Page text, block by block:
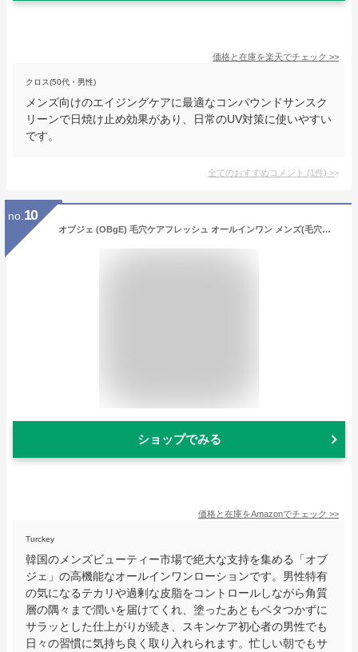
価格と在庫を楽天でチェック >>
クロス(50代・男性)
メンズ向けのエイジングケアに最適なコンパウンドサンスク
リーンで日焼け止め効果があり、日常のUV対策に使いやすい
です。
全てのおすすめコメント (1件) >
no. 10
オブジェ (OBgE) 毛穴ケアフレッシュ オールインワン メンズ(毛穴ケア スキンケア 化粧水 乳液 メンズ 韓国コスメ)150ml
ショップでみる
価格と在庫をAmazonでチェック >>
Turckey
韓国のメンズビューティー市場で絶大な支持を集める「オブ
ジェ」の高機能なオールインワンローションです。男性特有
の気になるテカリや過剰な皮脂をコントロールしながら角質
層の隅々まで潤いを届けてくれ、塗ったあともベタつかずに
サラッとした仕上がりが続き、スキンケア初心者の男性でも
日々の習慣に気持ち良く取り入れられます。忙しい朝でもサ